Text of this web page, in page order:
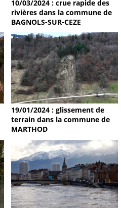
10/03/2024 : crue rapide des
rivières dans la commune de
BAGNOLS-SUR-CEZE
19/01/2024 : glissement de
terrain dans la commune de
MARTHOD